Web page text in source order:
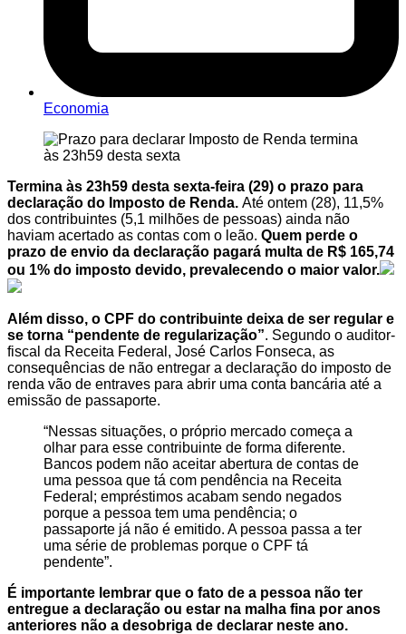
Economia
Termina às 23h59 desta sexta-feira (29) o prazo para
declaração do Imposto de Renda. Até ontem (28), 11,5%
dos contribuintes (5,1 milhões de pessoas) ainda não
haviam acertado as contas com o leão. Quem perde o
prazo de envio da declaração pagará multa de R$ 165,74
ou 1% do imposto devido, prevalecendo o maior valor.
Além disso, o CPF do contribuinte deixa de ser regular e
se torna “pendente de regularização”. Segundo o auditor-
fiscal da Receita Federal, José Carlos Fonseca, as
consequências de não entregar a declaração do imposto de
renda vão de entraves para abrir uma conta bancária até a
emissão de passaporte.
“Nessas situações, o próprio mercado começa a
olhar para esse contribuinte de forma diferente.
Bancos podem não aceitar abertura de contas de
uma pessoa que tá com pendência na Receita
Federal; empréstimos acabam sendo negados
porque a pessoa tem uma pendência; o
passaporte já não é emitido. A pessoa passa a ter
uma série de problemas porque o CPF tá
pendente”.
É importante lembrar que o fato de a pessoa não ter
entregue a declaração ou estar na malha fina por anos
anteriores não a desobriga de declarar neste ano.